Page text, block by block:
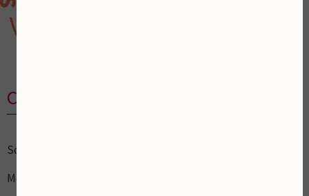
Contactgegevens
Schoonheidsalon
Mooi ZoLon